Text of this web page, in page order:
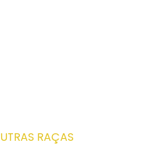
RAÇAS